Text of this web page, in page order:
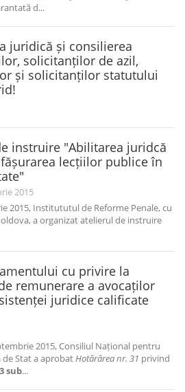
d...
juridică și consilierea
solicitanților de azil,
și solicitanților statutului
instruire "Abilitarea juridcă
lecțiilor publice în
2015
2015, Institututul de Reforme Penale, cu
a organizat atelierul de instruire
cu privire la
remunerare a avocaților
juridice calificate
2015, Consiliul Național pentru
de Stat a aprobatHotărârea nr. 31 privind
sub...